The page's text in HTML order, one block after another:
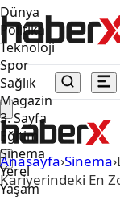
Dünya
Politika
Teknoloji
Spor
Sağlık
Magazin
3. Sayfa
Eğitim
Sinema
Yerel
Yaşam
Anasayfa›Sinema›
Kariyerindeki En